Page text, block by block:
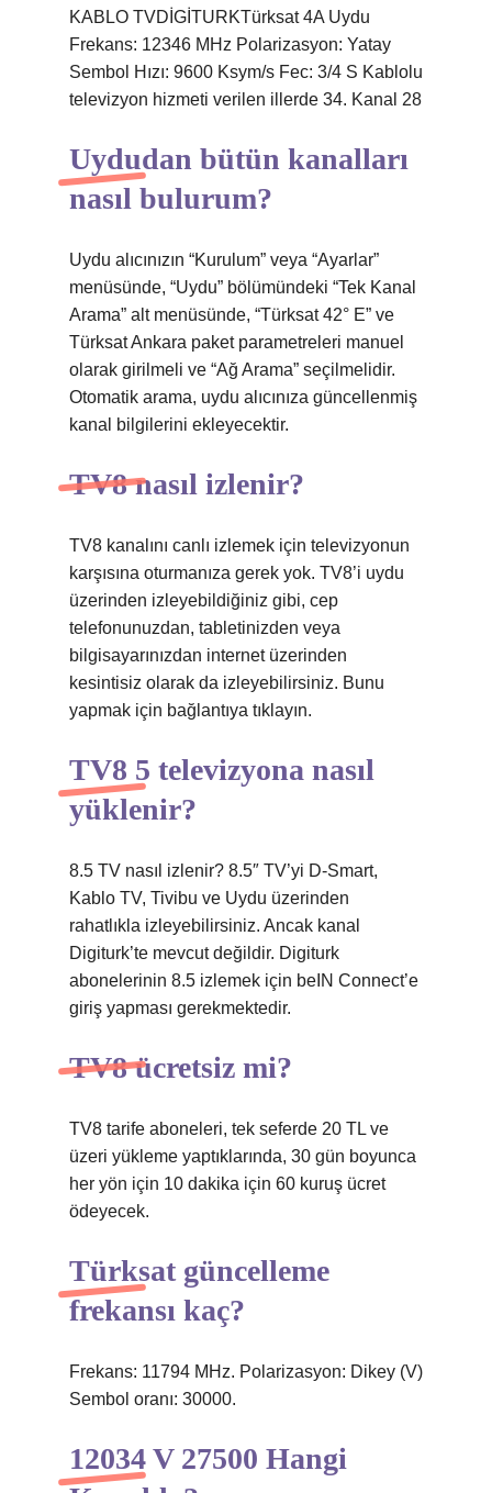
KABLO TVDİGİTURKTürksat 4A Uydu
Frekans: 12346 MHz Polarizasyon: Yatay
Sembol Hızı: 9600 Ksym/s Fec: 3/4 S Kablolu
televizyon hizmeti verilen illerde 34. Kanal 28
Uydudan bütün kanalları
nasıl bulurum?
Uydu alıcınızın “Kurulum” veya “Ayarlar”
menüsünde, “Uydu” bölümündeki “Tek Kanal
Arama” alt menüsünde, “Türksat 42° E” ve
Türksat Ankara paket parametreleri manuel
olarak girilmeli ve “Ağ Arama” seçilmelidir.
Otomatik arama, uydu alıcınıza güncellenmiş
kanal bilgilerini ekleyecektir.
TV8 nasıl izlenir?
TV8 kanalını canlı izlemek için televizyonun
karşısına oturmanıza gerek yok. TV8’i uydu
üzerinden izleyebildiğiniz gibi, cep
telefonunuzdan, tabletinizden veya
bilgisayarınızdan internet üzerinden
kesintisiz olarak da izleyebilirsiniz. Bunu
yapmak için bağlantıya tıklayın.
TV8 5 televizyona nasıl
yüklenir?
8.5 TV nasıl izlenir? 8.5″ TV’yi D-Smart,
Kablo TV, Tivibu ve Uydu üzerinden
rahatlıkla izleyebilirsiniz. Ancak kanal
Digiturk’te mevcut değildir. Digiturk
abonelerinin 8.5 izlemek için beIN Connect’e
giriş yapması gerekmektedir.
TV8 ücretsiz mi?
TV8 tarife aboneleri, tek seferde 20 TL ve
üzeri yükleme yaptıklarında, 30 gün boyunca
her yön için 10 dakika için 60 kuruş ücret
ödeyecek.
Türksat güncelleme
frekansı kaç?
Frekans: 11794 MHz. Polarizasyon: Dikey (V)
Sembol oranı: 30000.
12034 V 27500 Hangi